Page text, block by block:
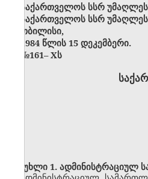
საქართველოს სსრ
საქართველოს სსრ
თბილისი,
1984 წლის 15 დეკემბერი.
№161– Xს
მუხლი 1. ადმინისტრაციულ